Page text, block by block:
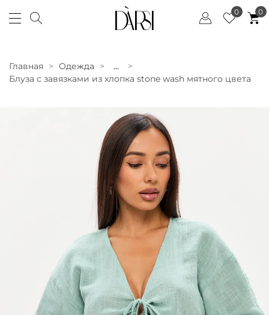
0 0
Главная Одежда
...
Блуза с завязками из хлопка stone wash мятного цвета